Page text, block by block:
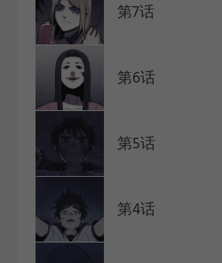
第7话
第6话
第5话
第4话